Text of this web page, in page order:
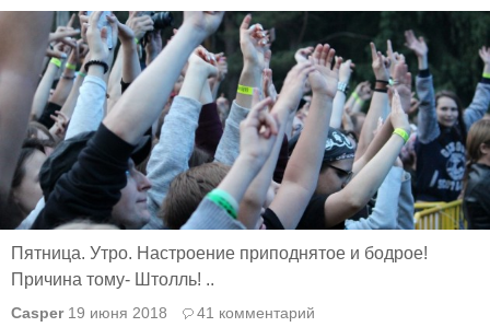
Пятница. Утро. Настроение приподнятое и бодрое!
Причина тому- Штолль! ..
Casper19 июня 2018 41 комментарий